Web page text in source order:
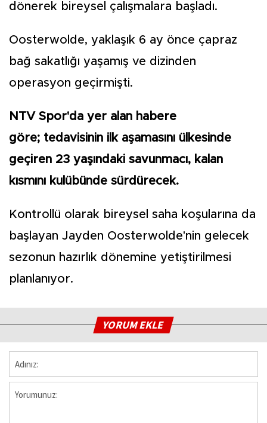
dönerek bireysel çalışmalara başladı.
Oosterwolde, yaklaşık 6 ay önce çapraz
bağ sakatlığı yaşamış ve dizinden
operasyon geçirmişti.
NTV Spor'da yer alan habere
göre; tedavisinin ilk aşamasını ülkesinde
geçiren 23 yaşındaki savunmacı, kalan
kısmını kulübünde sürdürecek.
Kontrollü olarak bireysel saha koşularına da
başlayan Jayden Oosterwolde'nin gelecek
sezonun hazırlık dönemine yetiştirilmesi
planlanıyor.
YORUM EKLE